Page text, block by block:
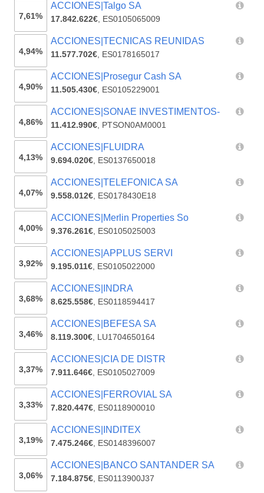
7,61%
ACCIONES|Talgo SA
17.842.622€, ES0105065009
4,94%
ACCIONES|TECNICAS REUNIDAS
11.577.702€, ES0178165017
4,90%
ACCIONES|Prosegur Cash SA
11.505.430€, ES0105229001
4,86%
ACCIONES|SONAE INVESTIMENTOS-
11.412.990€, PTSON0AM0001
4,13%
ACCIONES|FLUIDRA
9.694.020€, ES0137650018
4,07%
ACCIONES|TELEFONICA SA
9.558.012€, ES0178430E18
4,00%
ACCIONES|Merlin Properties So
9.376.261€, ES0105025003
3,92%
ACCIONES|APPLUS SERVI
9.195.011€, ES0105022000
3,68%
ACCIONES|INDRA
8.625.558€, ES0118594417
3,46%
ACCIONES|BEFESA SA
8.119.300€, LU1704650164
3,37%
ACCIONES|CIA DE DISTR
7.911.646€, ES0105027009
3,33%
ACCIONES|FERROVIAL SA
7.820.447€, ES0118900010
3,19%
ACCIONES|INDITEX
7.475.246€, ES0148396007
3,06%
ACCIONES|BANCO SANTANDER SA
7.184.875€, ES0113900J37